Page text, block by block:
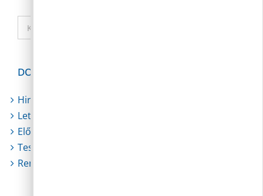
Keresés...
DOKUMENTUMTÁR
Hirdetmények
Letölthető nyomtatványok
Előterjesztések
Testületi határozatok
Rendeletek